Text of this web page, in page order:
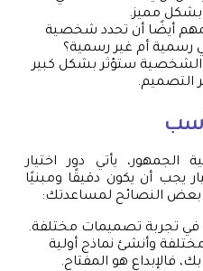
بشكل مميز.
أيضًا أن تحدد شخصية
رسمية أم غير رسمية؟
الشخصية ستؤثر بشكل كبير
التصميم.
يأتي دور اختيار
يجب أن يكون دقيقًا ومبنيًا
بعض النصائح لمساعدتك:
في تجربة تصميمات مختلفة.
وأنشئ نماذج أولية
فالإبداع هو المفتاح.